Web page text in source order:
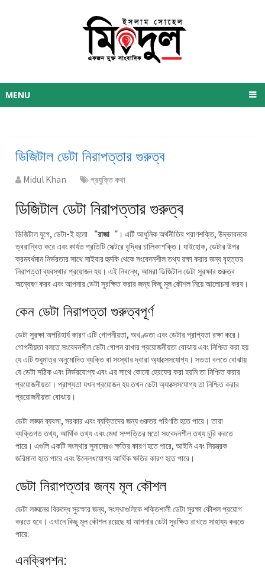
MENU
ডিজিটাল ডেটা নিরাপত্তার গুরুত্ব
Midul Khan প্রযুক্তি কথা
ডিজিটাল ডেটা নিরাপত্তার গুরুত্ব
ডিজিটাল যুগে, ডেটা-ই হলো “রাজা“। এটি আধুনিক অর্থনীতির প্রাণশক্তি, উদ্ভাবনকে
ত্বরান্বিত করে এবং কার্যত প্রতিটি সেক্টরে বৃদ্ধির চালিকাশক্তি। যাইহোক, ডেটার উপর
ক্রমবর্ধমান নির্ভরতার সাথে সাইবার হুমকি থেকে সংবেদনশীল তথ্য রক্ষা করার জন্য বৃহত্তর
নিরাপত্তা ব্যবস্থার প্রয়োজন হয়। এই নিবন্ধে, আমরা ডিজিটাল ডেটা সুরক্ষার গুরুত্ব
অন্বেষণ করব এবং আপনার ডেটা সুরক্ষিত করার জন্য কিছু মূল কৌশল নিয়ে আলোচনা করব।
কেন ডেটা নিরাপত্তা গুরুত্বপূর্ণ
ডেটা সুরক্ষা অপরিহার্য কারণ এটি গোপনীয়তা, অখণ্ডতা এবং ডেটার প্রাপ্যতা রক্ষা করে।
গোপনীয়তা বলতে সংবেদনশীল ডেটা গোপন রাখার প্রয়োজনীয়তা বোঝায় এবং নিশ্চিত করা হয়
যে এটি শুধুমাত্র অনুমোদিত ব্যক্তি বা সংস্থার দ্বারা অ্যাক্সেসযোগ্য। সততা বলতে বোঝায়
যে ডেটা সঠিক এবং নির্ভরযোগ্য এবং এর সাথে কোনো হেরফের করা হয়নি তা নিশ্চিত করার
প্রয়োজনীয়তা। প্রাপ্যতা যখন প্রয়োজন হয় তখন ডেটা অ্যাক্সেসযোগ্য তা নিশ্চিত করার
প্রয়োজনীয়তা বোঝায়।
ডেটা লঙ্ঘন ব্যবসা, সরকার এবং ব্যক্তিদের জন্য গুরুতর পরিণতি হতে পারে। তারা
ব্যক্তিগত তথ্য, আর্থিক তথ্য এবং মেধা সম্পত্তির মতো সংবেদনশীল তথ্য চুরি করতে
পারে। এগুলি একটি সংস্থার সুনামেরও ক্ষতির কারণ হতে পারে, আইনি এবং নিয়ন্ত্রক
জরিমানা হতে পারে এবং উল্লেখযোগ্য আর্থিক ক্ষতির কারণ হতে পারে।
ডেটা নিরাপত্তার জন্য মূল কৌশল
ডেটা লঙ্ঘনের বিরুদ্ধে সুরক্ষার জন্য, সংস্থাগুলিকে শক্তিশালী ডেটা সুরক্ষা কৌশল প্রয়োগ
করতে হবে। এখানে কিছু মূল কৌশল রয়েছে যা আপনার ডেটা সুরক্ষিত রাখতে সাহায্য করতে
পারে:
এনক্রিপশন: